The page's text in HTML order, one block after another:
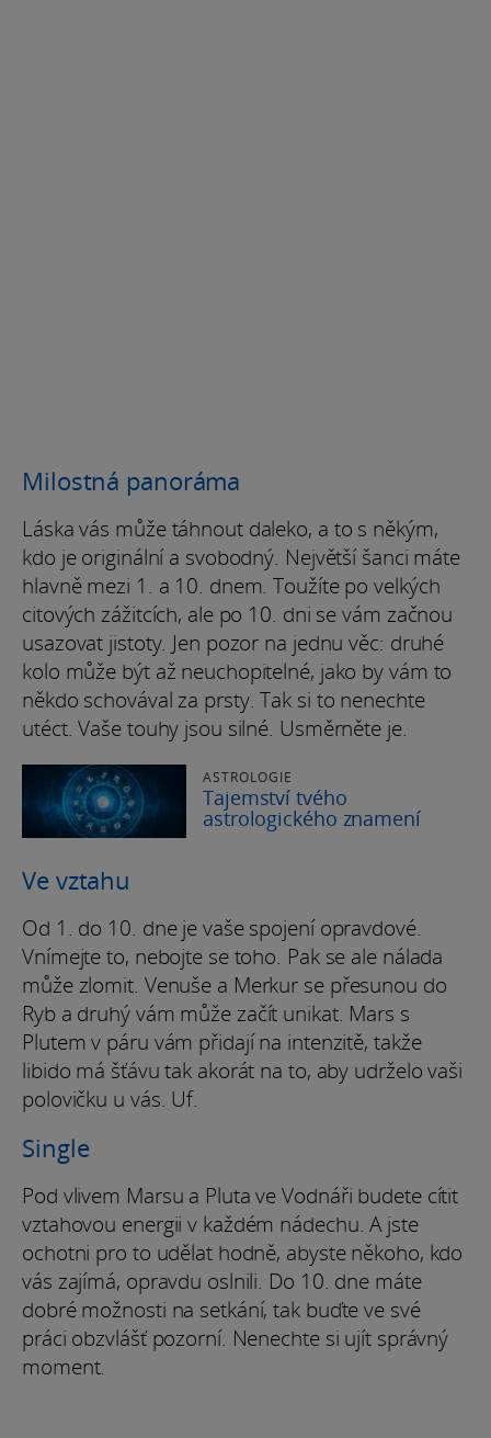
Milostná panoráma
Láska vás může táhnout daleko, a to s někým,
kdo je originální a svobodný. Největší šanci máte
hlavně mezi 1. a 10. dnem. Toužíte po velkých
citových zážitcích, ale po 10. dni se vám začnou
usazovat jistoty. Jen pozor na jednu věc: druhé
kolo může být až neuchopitelné, jako by vám to
někdo schovával za prsty. Tak si to nenechte
utéct. Vaše touhy jsou silné. Usměrněte je.
ASTROLOGIE
Tajemství tvého
astrologického znamení
Ve vztahu
Od 1. do 10. dne je vaše spojení opravdové.
Vnímejte to, nebojte se toho. Pak se ale nálada
může zlomit. Venuše a Merkur se přesunou do
Ryb a druhý vám může začít unikat. Mars s
Plutem v páru vám přidají na intenzitě, takže
libido má šťávu tak akorát na to, aby udrželo vaši
polovičku u vás. Uf.
Single
Pod vlivem Marsu a Pluta ve Vodnáři budete cítit
vztahovou energii v každém nádechu. A jste
ochotni pro to udělat hodně, abyste někoho, kdo
vás zajímá, opravdu oslnili. Do 10. dne máte
dobré možnosti na setkání, tak buďte ve své
práci obzvlášť pozorní. Nenechte si ujít správný
moment.